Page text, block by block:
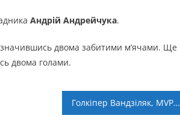
Андрій Андрейчука.
двома забитими м’ячами. Ще
двома голами.
Голкіпер Вандзіляк, MVP Кіндратів і тренер Космірак – символічна збірна 9 туру чемпіонату області